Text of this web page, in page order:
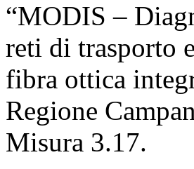
“MODIS –
reti di trasporto
fibra ottica
Regione
Misura 3.17.